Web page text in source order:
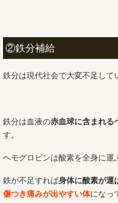
②鉄分補給
鉄分は現代社会で大変不足して
鉄分は血液の赤血球に含まれる
す。
ヘモグロビンは酸素を全身に運
鉄が不足すれば身体に酸素が運
傷つき痛みが出やすい体になっ